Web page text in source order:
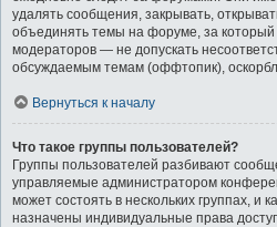
удалять сообщения, закрывать,
объединять темы на форуме, за
модераторов — не допускать
обсуждаемым темам (оффтопик),
Вернуться к началу
Что такое группы пользователей?
Группы пользователей разбивают
управляемые администратором
может состоять в нескольких группах, и
назначены индивидуальные права